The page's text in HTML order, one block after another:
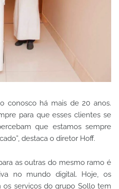
conosco há mais de 20 anos.
para que esses clientes se
que estamos sempre
destaca o diretor Hoff.
as outras do mesmo ramo é
no mundo digital. Hoje, os
os serviços do grupo Sollo tem